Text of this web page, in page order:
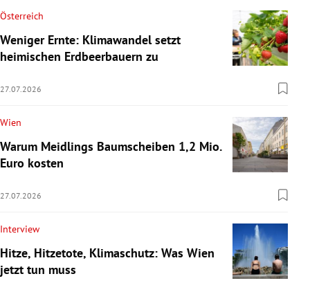
Österreich
Weniger Ernte: Klimawandel setzt
heimischen Erdbeerbauern zu
27.07.2026
Wien
Warum Meidlings Baumscheiben 1,2 Mio.
Euro kosten
27.07.2026
Interview
Hitze, Hitzetote, Klimaschutz: Was Wien
jetzt tun muss